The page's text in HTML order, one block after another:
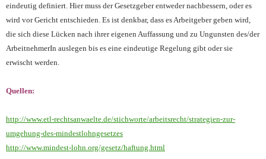
eindeutig definiert. Hier muss der Gesetzgeber entweder nachbessern, oder es
wird vor Gericht entschieden. Es ist denkbar, dass es Arbeitgeber geben wird,
die sich diese Lücken nach ihrer eigenen Auffassung und zu Ungunsten des/der
ArbeitnehmerIn auslegen bis es eine eindeutige Regelung gibt oder sie
erwischt werden.
Quellen:
http://www.etl-rechtsanwaelte.de/stichworte/arbeitsrecht/strategien-zur-
umgehung-des-mindestlohngesetzes
http://www.mindest-lohn.org/gesetz/haftung.html